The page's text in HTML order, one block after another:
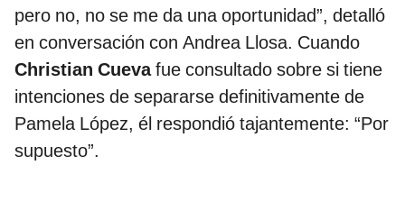
pero no, no se me da una oportunidad”, detalló
en conversación con Andrea Llosa. Cuando
Christian Cuevafue consultado sobre si tiene
intenciones de separarse definitivamente de
Pamela López, él respondió tajantemente: “Por
supuesto”.